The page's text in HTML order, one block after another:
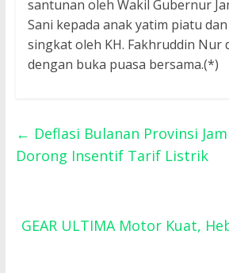
santunan oleh Wakil Gubernur
Sani kepada anak yatim piatu
singkat oleh KH. Fakhruddin Nur
dengan buka puasa bersama.(*)
← Deflasi Bulanan Provinsi
Dorong Insentif Tarif Listrik
GEAR ULTIMA Motor Kuat,